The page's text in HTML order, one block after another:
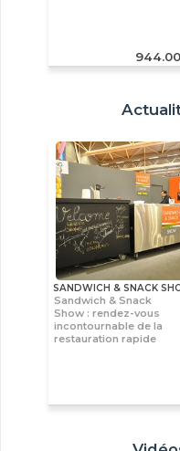
SANDWICH & SNACK
Sandwich & Snack
Show : rendez-vous
incontournable de la
restauration rapide